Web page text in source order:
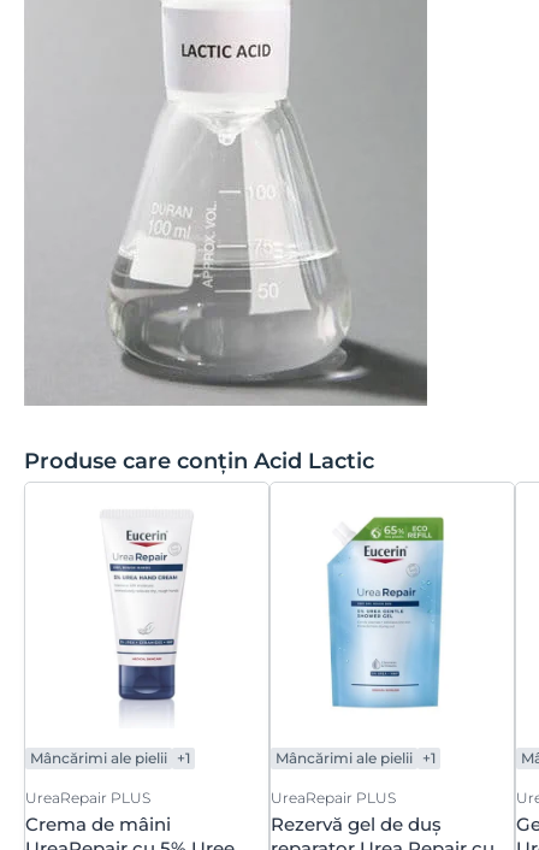
Produse care conțin Acid Lactic
Mâncărimi ale pielii +1
UreaRepair PLUS
Crema de mâini
Mâncărimi ale pielii +1
UreaRepair PLUS
Rezervă gel de duș